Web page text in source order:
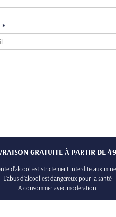
*
GRATUITE À PARTIR DE
d’alcool est strictement interdite aux
L’abus d’alcool est dangereux pour la santé
A consommer avec modération